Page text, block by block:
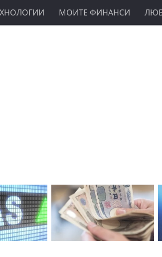
МОИТЕ ФИНАНСИ